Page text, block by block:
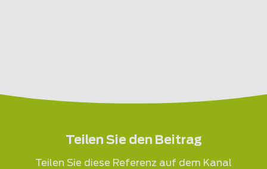
Teilen Sie den Beitrag
Teilen Sie diese Referenz auf dem Kanal